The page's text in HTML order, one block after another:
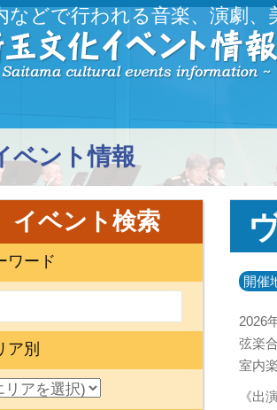
などで行われる音楽、演劇
ベント情報
開催
2026
弦楽
室内
《出
イベント検索
ワード
ア別